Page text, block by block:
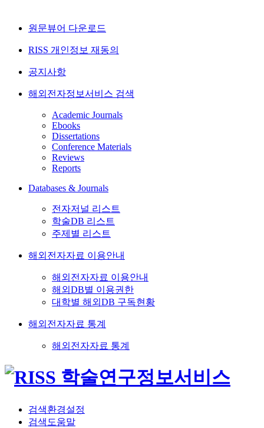
원문뷰어 다운로드
RISS 개인정보 재동의
공지사항
해외전자정보서비스 검색
Academic Journals
Ebooks
Dissertations
Conference Materials
Reviews
Reports
Databases & Journals
전자저널 리스트
학술DB 리스트
주제별 리스트
해외전자자료 이용안내
해외전자자료 이용안내
해외DB별 이용권한
대학별 해외DB 구독현황
해외전자자료 통계
해외전자자료 통계
검색환경설정
검색도움말